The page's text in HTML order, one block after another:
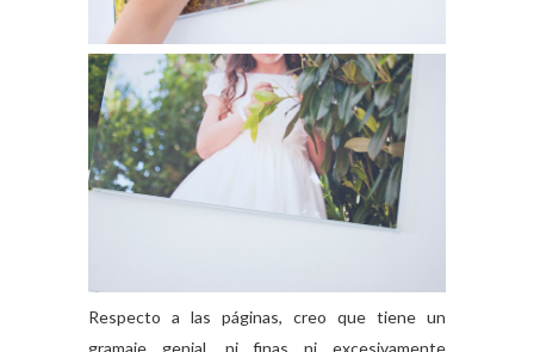
Respecto a las páginas, creo que tiene un
gramaje genial, ni finas ni excesivamente